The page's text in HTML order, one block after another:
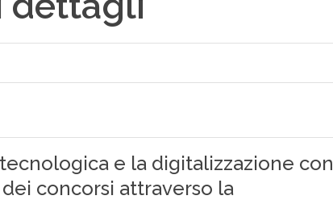
e la digitalizzazione con
concorsi attraverso la